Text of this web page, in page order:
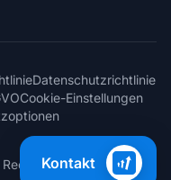
Datenschutzrichtlinie
Cookie-Einstellungen
vorbehalten.
Kontakt